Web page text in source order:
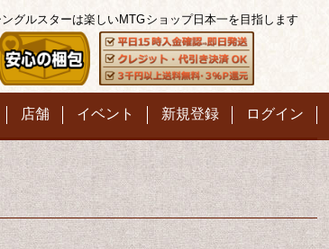
ングルスターは楽しいMTGショップ日本一を目指します
ログイン
新規登録
イベント
店舗